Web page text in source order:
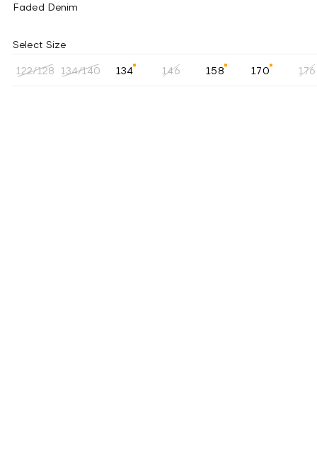
Faded Denim
Select Size
122/128 134/140 134 146 158 170 176